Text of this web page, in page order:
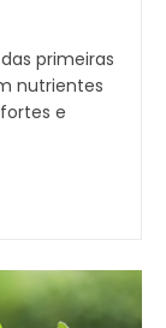
primeiras
nutrientes
e